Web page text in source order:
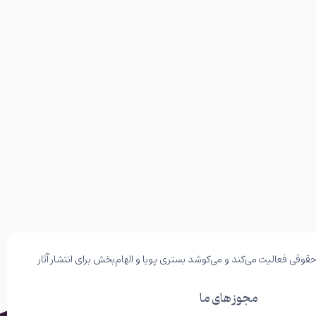
فعالیت می‌کند و می‌کوشد بستری پویا و الهام‌بخش برای انتشار آثار
مجوز های ما